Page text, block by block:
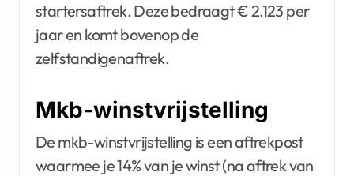
startersaftrek. Deze bedraagt € 2.123 per
jaar en komt bovenop de
zelfstandigenaftrek.
Mkb-winstvrijstelling
De mkb-winstvrijstelling is een aftrekpost
waarmee je 14% van je winst (na aftrek van